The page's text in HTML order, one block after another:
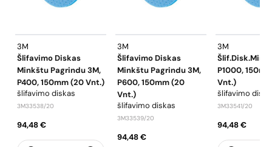
3M
Šlifavimo Diskas
Minkštu Pagrindu 3M,
P400, 150mm (20 Vnt.)
šlifavimo diskas
3M33538/20
94,48 €
3M
Šlifavimo Diskas
Minkštu Pagrindu 3M,
P600, 150mm (20
Vnt.)
šlifavimo diskas
3M33539/20
94,48 €
3M
P1000,
Vnt.)
šlifavimo
3M33541/20
94,48 €